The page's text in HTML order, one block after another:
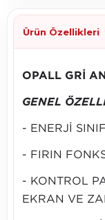
Ürün Özellikleri
OPALL GRİ
GENEL
- ENERJİ
- FIRIN
- KONTROL
EKRAN VE